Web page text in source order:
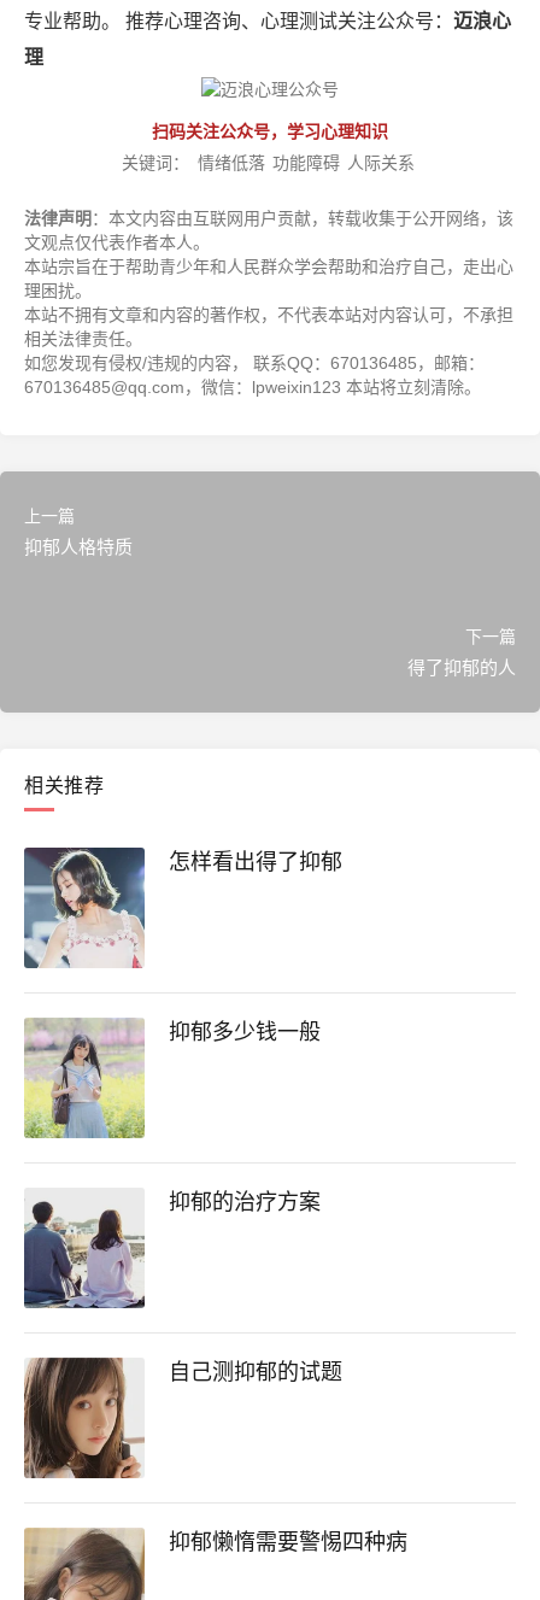
专业帮助。 推荐心理咨询、心理测试关注公众号： 迈浪心
理
扫码关注公众号，学习心理知识
关键词：
情绪低落 功能障碍 人际关系
法律声明 ：本文内容由互联网用户贡献，转载收集于公开网络，该
文观点仅代表作者本人。
本站宗旨在于帮助青少年和人民群众学会帮助和治疗自己，走出心
理困扰。
本站不拥有文章和内容的著作权，不代表本站对内容认可，不承担
相关法律责任。
如您发现有侵权/违规的内容， 联系QQ：670136485，邮箱：
670136485@qq.com，微信：lpweixin123 本站将立刻清除。
上一篇
抑郁人格特质
下一篇
得了抑郁的人
相关推荐
怎样看出得了抑郁
抑郁多少钱一般
抑郁的治疗方案
自己测抑郁的试题
抑郁懒惰需要警惕四种病